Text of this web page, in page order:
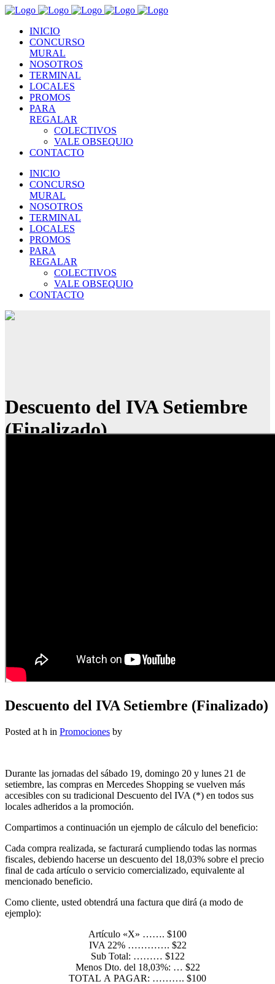
INICIO
CONCURSO
MURAL
NOSOTROS
TERMINAL
LOCALES
PROMOS
PARA
REGALAR
COLECTIVOS
VALE OBSEQUIO
CONTACTO
INICIO
CONCURSO
MURAL
NOSOTROS
TERMINAL
LOCALES
PROMOS
PARA
REGALAR
COLECTIVOS
VALE OBSEQUIO
CONTACTO
Descuento del IVA Setiembre
(Finalizado)
Descuento del IVA Setiembre (Finalizado)
Posted at h in Promociones by
Durante las jornadas del sábado 19, domingo 20 y lunes 21 de
setiembre, las compras en Mercedes Shopping se vuelven más
accesibles con su tradicional Descuento del IVA (*) en todos sus
locales adheridos a la promoción.
Compartimos a continuación un ejemplo de cálculo del beneficio:
Cada compra realizada, se facturará cumpliendo todas las normas
fiscales, debiendo hacerse un descuento del 18,03% sobre el precio
final de cada artículo o servicio comercializado, equivalente al
mencionado beneficio.
Como cliente, usted obtendrá una factura que dirá (a modo de
ejemplo):
Artículo «X» ……. $100
IVA 22% …………. $22
Sub Total: ……… $122
Menos Dto. del 18,03%: … $22
TOTAL A PAGAR: ………. $100